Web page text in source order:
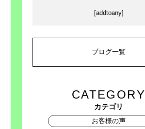
[addtoany]
ブログ一覧
CATEGORY
カテゴリ
お客様の声